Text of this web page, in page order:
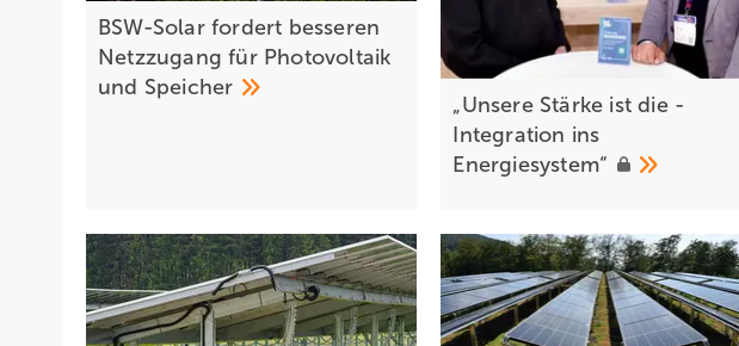
BSW-Solar fordert besseren
Netzzugang für Photovoltaik
und Speicher
„Unsere S tärke ist die ­
Integration ins
Energiesystem“